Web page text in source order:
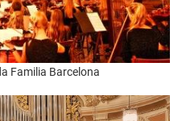
Familia Barcelona